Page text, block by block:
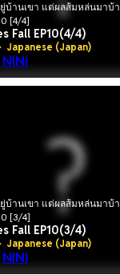
บ้านเขา แต่ผลส้มหล่นมาบ้า
[4/4]
Fall EP10(4/4)
Japanese (Japan)
NINI
บ้านเขา แต่ผลส้มหล่นมาบ้า
[3/4]
Fall EP10(3/4)
Japanese (Japan)
NINI